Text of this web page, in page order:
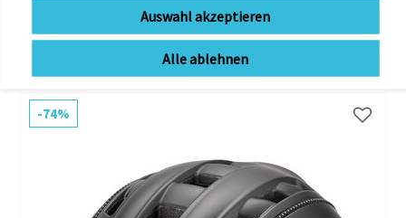
DAS KÖNNTE
DIR AUCH GEFALLEN
-74%
Auswahl akzeptieren
Alle ablehnen